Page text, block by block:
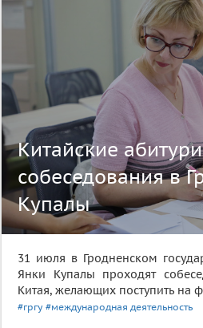
Китайские
собеседования в
Купалы
31 июля в Гродненском
Янки Купалы проходят
Китая, желающих поступить на
#гргу #международная деятельность